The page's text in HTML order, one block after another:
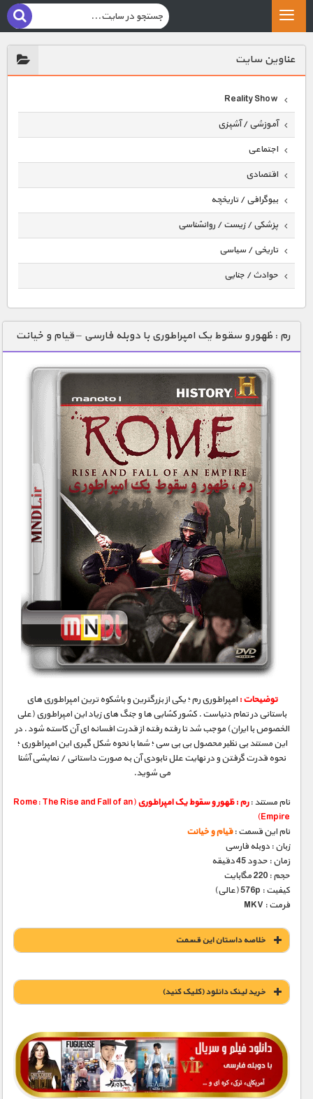
عناوين سايت
Reality Show
آموزشی / آشپزی
اجتماعی
اقتصادی
بیوگرافی / تاریخچه
پزشکی / زیست / روانشناسی
تاریخی / سیاسی
حوادث / جنایی
دنیای خوراکی ها
زمین شناسی / محیط زیست
سازه/ معماری/ مهندسی
سرگرمی
شناخت کودکان
طبیعت
علم و فناوری
فرهنگ / هنر
کیهان / نجوم
گردشگری
ماورایی
مستند های اختصاصی
رم : ظهور و سقوط یک امپراطوری با دوبله فارسی – قیام و خیانت
توضیحات :امپراطوری رم ؛ یکی از بزرگترین و باشکوه ترین امپراطوری های
باستانی در تمام دنیاست . کشور کشایی ها و جنگ های زیاد این امپراطوری (علی
الخصوص با ایران) موجب شد تا رفته رفته از قدرت افسانه ای آن کاسته شود . در
این مستند بی نظیر محصول بی بی سی ؛ شما با نحوه شکل گیری این امپراطوری ؛
نحوه قدرت گرفتن و در نهایت علل نابودی آن به صورت داستانی / نمایشی آشنا
می شوید.
نام مستند :رم : ظهور و سقوط یک امپراطوری (Rome: The Rise and Fall of an
Empire)
نام این قسمت :قیام و خیانت
زبان : دوبله فارسی
زمان : حدود 45 دقیقه
حجم : 220 مگابایت
کیفیت : 576p (عالی)
فرمت : MKV
خلاصه داستان این قسمت
خريد لينک دانلود (کليک کنيد)
1900 تومان – خريد لينک دانلود (افزودن به سبد خريد)